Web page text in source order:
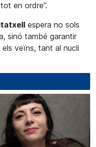
en ordre”.
espera no sols
sinó també garantir
veïns, tant al nucli